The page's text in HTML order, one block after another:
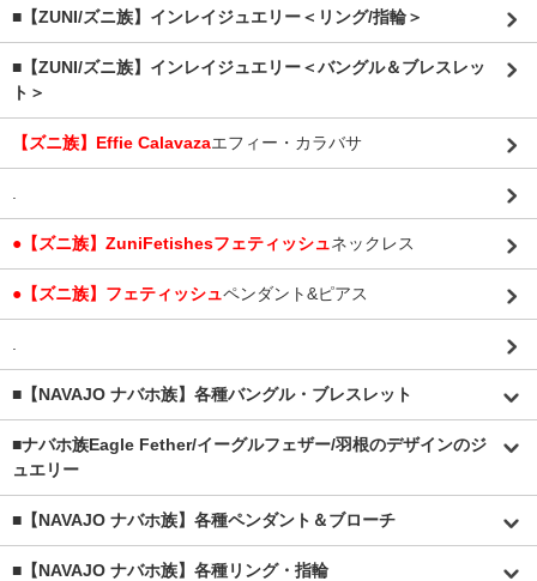
■【ZUNI/ズニ族】インレイジュエリー＜リング/指輪＞
■【ZUNI/ズニ族】インレイジュエリー＜バングル＆ブレスレッ
ト＞
【ズニ族】Effie Calavazaエフィー・カラバサ
●【ズニ族】ZuniFetishesフェティッシュネックレス
●【ズニ族】フェティッシュペンダント&ピアス
■【NAVAJO ナバホ族】各種バングル・ブレスレット
■ナバホ族Eagle Fether/イーグルフェザー/羽根のデザインのジ
ュエリー
■【NAVAJO ナバホ族】各種ペンダント＆ブローチ
■【NAVAJO ナバホ族】各種リング・指輪